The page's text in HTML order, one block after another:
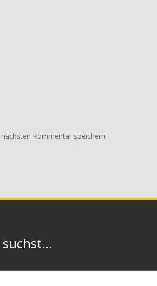
Kommentar speichern.